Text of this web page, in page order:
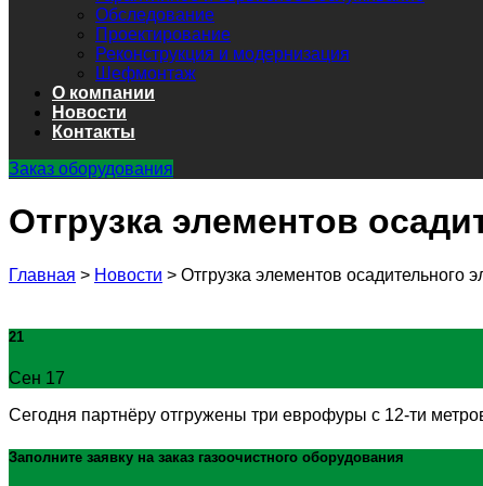
Обследование
Проектирование
Реконструкция и модернизация
Шефмонтаж
О компании
Новости
Контакты
Заказ оборудования
Отгрузка элементов
Главная > Новости > Отгрузка элементов осадительного
21
Сен 17
Сегодня партнёру отгружены три еврофуры с 12-ти
Заполните заявку на заказ газоочистного оборудования